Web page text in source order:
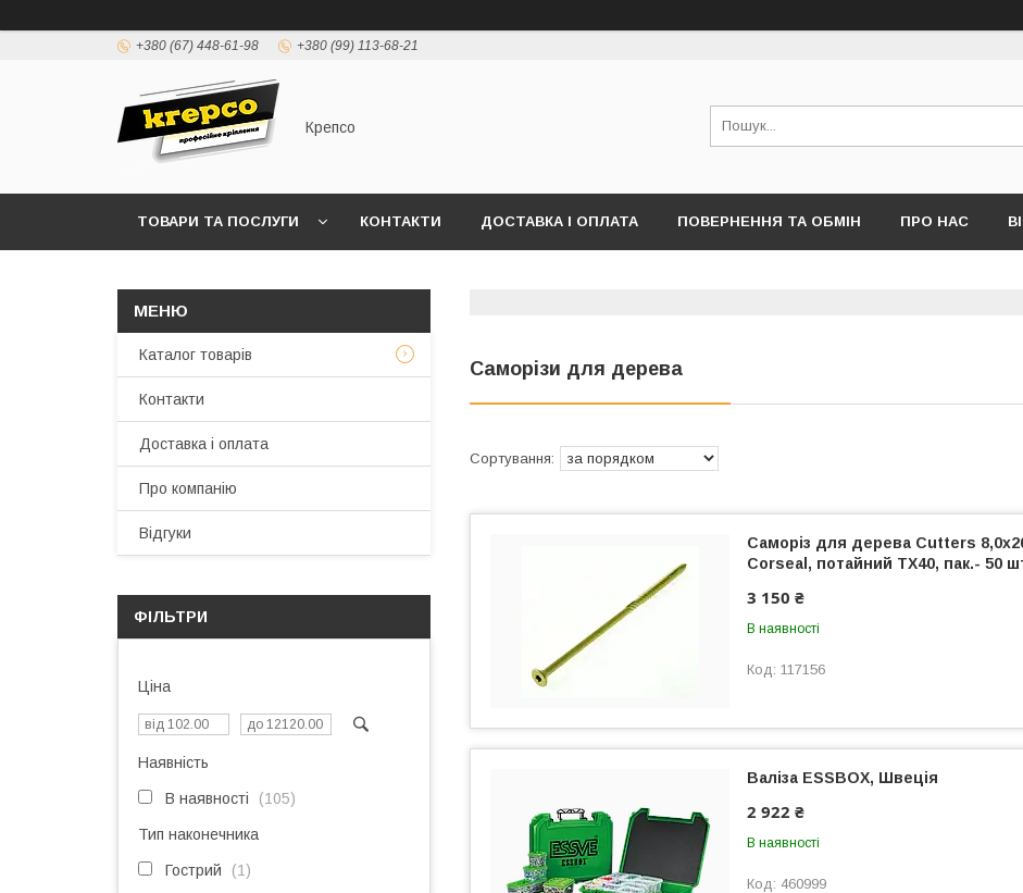
+380 (67) 448-61-98 +380 (99) 113-68-21
Крепсо
ТОВАРИ ТА ПОСЛУГИ КОНТАКТИ ДОСТАВКА І ОПЛАТА ПОВЕРНЕННЯ ТА ОБМІН ПРО НАС
Саморізи для дерева
Саморіз для дерева Cutters
Сorseal, потайний TX40, пак.- 50
3 150 ₴
В наявності
117156
Валіза ESSBOX, Швеція
2 922 ₴
В наявності
460999
Каталог товарів
Контакти
Доставка і оплата
Про компанію
Відгуки
ФІЛЬТРИ
Ціна
Наявність
В наявності 105
Тип наконечника
Гострий 1